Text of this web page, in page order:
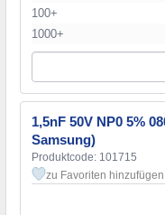
100+
1000+
1,5nF 50V NP0 5%
Samsung)
Produktcode: 101715
zu Favoriten hinzufügen